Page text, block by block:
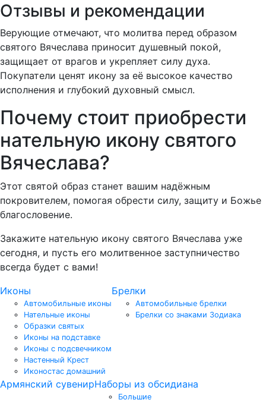
Отзывы и рекомендации
Верующие отмечают, что молитва перед образом
святого Вячеслава приносит душевный покой,
защищает от врагов и укрепляет силу духа.
Покупатели ценят икону за её высокое качество
исполнения и глубокий духовный смысл.
Почему стоит приобрести
нательную икону святого
Вячеслава?
Этот святой образ станет вашим надёжным
покровителем, помогая обрести силу, защиту и Божье
благословение.
Закажите нательную икону святого Вячеслава уже
сегодня, и пусть его молитвенное заступничество
всегда будет с вами!
Иконы
Автомобильные иконы
Нательные иконы
Образки святых
Иконы на подставке
Иконы с подсвечником
Настенный Крест
Иконостас домашний
Брелки
Автомобильные брелки
Брелки со знаками Зодиака
Армянский сувенирНаборы из обсидиана
Большие